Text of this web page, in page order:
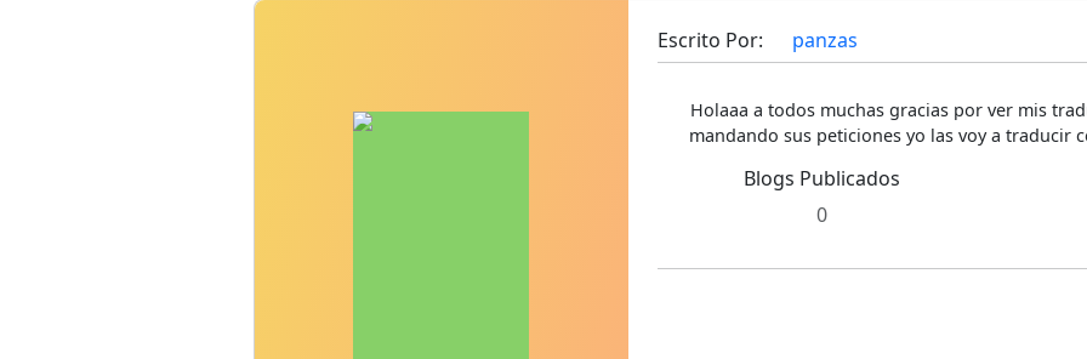
Escrito Por: panzas
Holaaa a todos muchas gracias por ver mis
mandando sus peticiones yo las voy a traducir
Blogs Publicados
0